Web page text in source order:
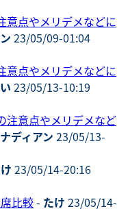
意点やメリデメなどに
23/05/09-01:04
意点やメリデメなどに
23/05/13-10:19
注意点やメリデメなど
ディアン 23/05/13-
23/05/14-20:16
比較- たけ 23/05/14-